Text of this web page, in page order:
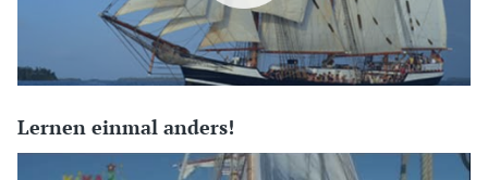
Lernen einmal anders!